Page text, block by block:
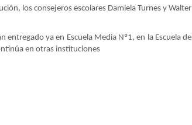
los consejeros escolares Damiela Turnes y Walter
ya en Escuela Media Nº1, en la Escuela de
en otras instituciones